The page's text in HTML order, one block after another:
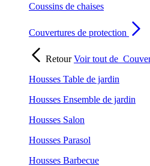
Coussins de chaises
Couvertures de protection
RetourVoir tout de
Housses Table de jardin
Housses Ensemble de jardin
Housses Salon
Housses Parasol
Housses Barbecue